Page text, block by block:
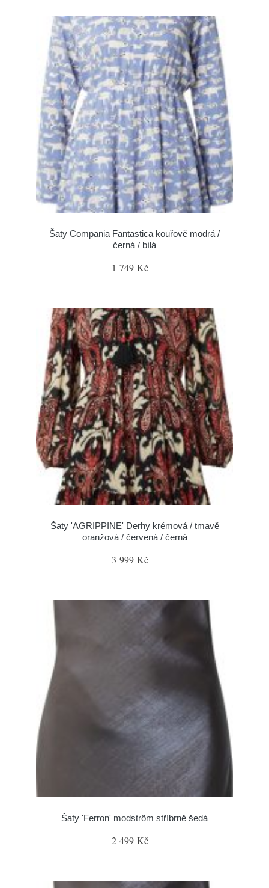
Šaty Compania Fantastica kouřově modrá /
černá / bílá
1 749 Kč
Šaty 'AGRIPPINE' Derhy krémová / tmavě
oranžová / červená / černá
3 999 Kč
Šaty 'Ferron' modström stříbrně šedá
2 499 Kč